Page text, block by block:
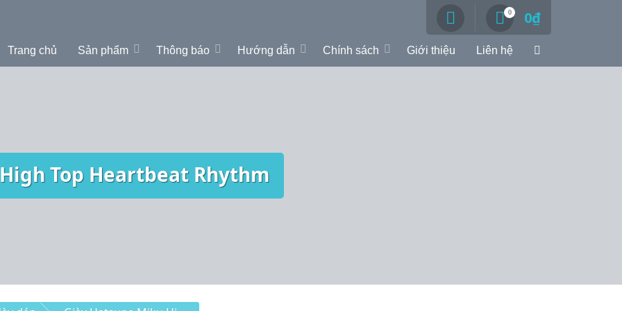
0 0₫
Trang chủ Sản phẩm Thông báo Hướng dẫn Chính sách Giới thiệu Liên hệ
Top Heartbeat Rhythm